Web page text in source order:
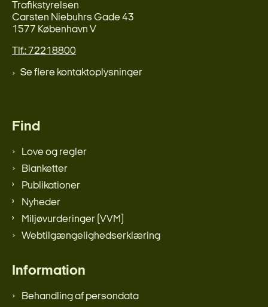
Trafikstyrelsen
Carsten Niebuhrs Gade 43
1577 København V
Tlf.: 72218800
Se flere kontaktoplysninger
Find
Love og regler
Blanketter
Publikationer
Nyheder
Miljøvurderinger (VVM)
Webtilgængelighedserklæring
Information
Behandling af persondata